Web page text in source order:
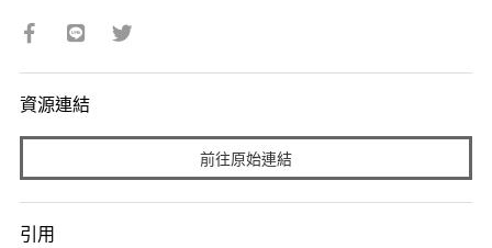
資源連結
前往原始連結
引用